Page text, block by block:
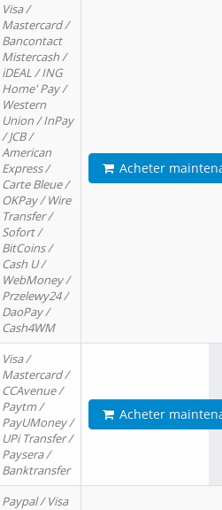
Visa /
Mastercard /
Bancontact
Mistercash /
iDEAL / ING
Home' Pay /
Western
Union / InPay
/ JCB /
American
Express /
Carte Bleue /
OKPay / Wire
Transfer /
Sofort /
BitCoins /
Cash U /
WebMoney /
Przelewy24 /
DaoPay /
Cash4WM
Acheter
Visa /
Mastercard /
CCAvenue /
Paytm /
PayUMoney /
UPi Transfer /
Paysera /
Banktransfer
Acheter
Paypal / Visa